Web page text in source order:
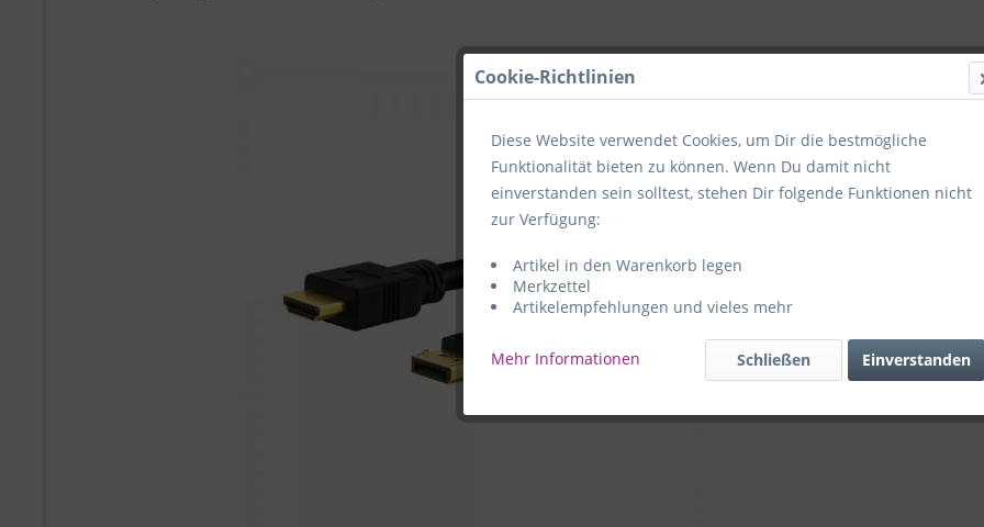
Unser
in
Hersteller:
59469
e+p
Cookie-Richtlinien
Diese Website verwendet Cookies, um Dir die bestmögliche
Funktionalität bieten zu können. Wenn Du damit nicht
einverstanden sein solltest, stehen Dir folgende Funktionen nicht
zur Verfügung:
Artikel in den Warenkorb legen
Merkzettel
Artikelempfehlungen und vieles mehr
Mehr Informationen Einverstanden
Schließen